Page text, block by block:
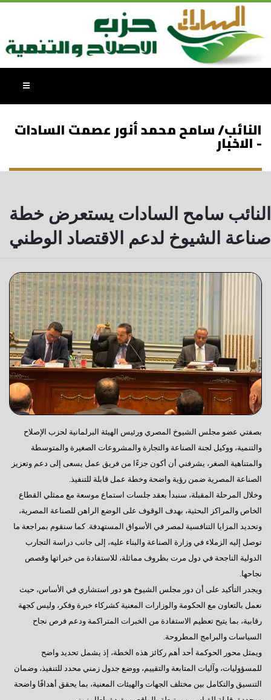
النائب/ سامح محمد أنور عصمت السادات
- الاخبار
النائب سامح السادات يستعرض خطة
صناعة الشيوخ لدعم الاقتصاد الوطني
بصفتي عضو مجلس الشيوخ المصري ورئيس الهيئة البرلمانية لحزب الإصلاح
والتنمية، ووكيل لجنة الصناعة والتجارة والمشروعات الصغيرة والمتوسطة
والمتناهية الصغر، يشرفني أن أكون جزءًا من فريق عمل يسعى إلى دعم وتعزيز
الصناعة المصرية ضمن رؤية واضحة وخطة عمل قابلة للتنفيذ.
وخلال المرحلة المقبلة، سنبدأ بعقد جلسات استماع موسعة مع ممثلي القطاع
الخاص والمراكز البحثية، بهدف الوقوف على الوضع الراهن للصناعة المصرية،
وتحديد المزايا التنافسية لمصر في الأسواق المستهدفة. كما سنقوم بمراجعة ما
توصل إليه الزملاء في وزارة الصناعة والبناء عليه، إلى جانب دراسة التجارب
الدولية الناجحة في دول مرت بظروف مماثلة، للاستفادة من خبراتها وقصص
نجاحها.
ويجدر التأكيد على أن دور مجلس الشيوخ هو دور استشاري في الأساس، حيث
نعمل بالتعاون مع الحكومة والوزارات المعنية كشركاء خبرة وفكر، وليس كجهة
رقابية، بما يتيح تعظيم الاستفادة من الخبرات المتراكمة ودعم فرص نجاح
السياسات والبرامج المطروحة.
ويمثل محور الحوكمة أحد أهم ركائز هذه الخطة، إذ يشمل تحديد واضح
للمسؤوليات، وآليات المتابعة والتقييم، ووضع جدول زمني محدد للتنفيذ، وضمان
التنسيق والتكامل بين مختلف الجهات والهيئات المعنية، بما يحقق أهدافًا واضحة